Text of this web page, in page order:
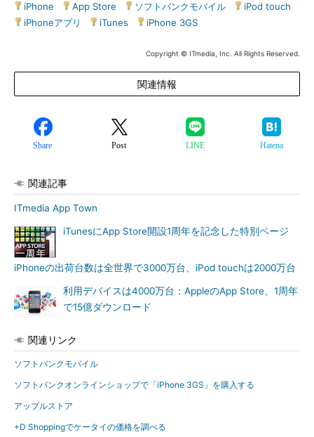
iPhone App Store ソフトバンクモバイル iPod touch
iPhoneアプリ
iTunes iPhone 3GS
Copyright © ITmedia, Inc. All Rights Reserved.
関連情報
Share Post LINE Hatena
関連記事
ITmedia App Town
iTunesにApp Store開設1周年を記念した特別ページ
iPhoneの出荷台数は全世界で3000万台、iPod touchは2000万台
利用デバイスは4000万台：AppleのApp Store、1周年
で15億ダウンロード
関連リンク
ソフトバンクモバイル
ソフトバンクオンラインショップで「iPhone 3GS」を購入する
アップルストア
+D Shoppingでケータイの価格を調べる